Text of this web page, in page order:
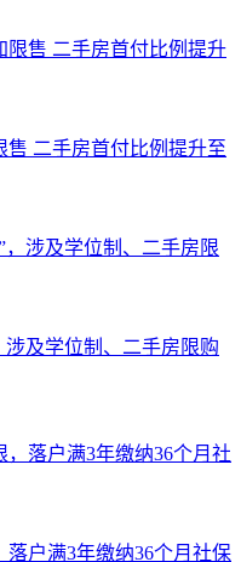
二手房首付比例提升至
及学位制、二手房限购
户满3年缴纳36个月社保